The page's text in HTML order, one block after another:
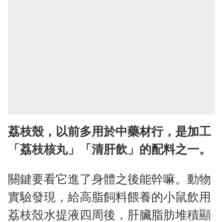
荔枝殼，以前多用於中藥材行，是加工
「荔枝核丸」「清肝飲」的配料之一。
關鍵要看它進了身體之後能幹嘛。動物
實驗發現，給高脂飼料餵養的小鼠飲用
荔枝殼水提液四周後，肝臟脂肪堆積顯